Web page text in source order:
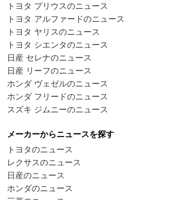
トヨタ プリウスのニュース
トヨタ アルファードのニュース
トヨタ ヤリスのニュース
トヨタ シエンタのニュース
日産 セレナのニュース
日産 リーフのニュース
ホンダ ヴェゼルのニュース
ホンダ フリードのニュース
スズキ ジムニーのニュース
メーカーからニュースを探す
トヨタのニュース
レクサスのニュース
日産のニュース
ホンダのニュース